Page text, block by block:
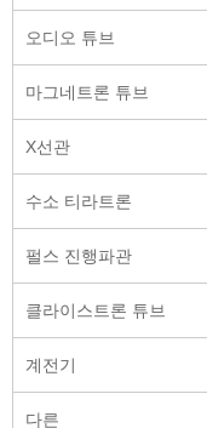
오디오 튜브
마그네트론 튜브
X선관
수소 티라트론
펄스 진행파관
클라이스트론 튜브
계전기
다른